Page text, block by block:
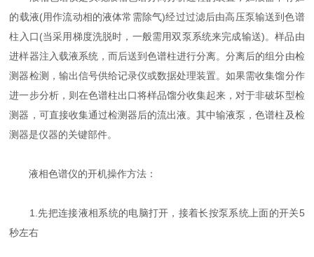
的载液(用作流动相的液体常需除气)经过过滤后由高压泵输送到色谱
柱入口(当采用梯度洗脱时，一般需用双泵系统来完成输送)。样品由
进样器注入载液系统，而后送到色谱柱进行分离。分离后的组分由检
测器检测，输出信号供给记录仪或数据处理装置。如果需收集馏分作
进一步分析，则在色谱柱出口将样品馏分收集起来，对于非破坏型检
测器，可直接收集通过检测器后的流出液。其中输液泵，色谱柱及检
测器是仪器的关键部件。
液相色谱仪的开机操作方法：
1.先把连接液相系统的电脑打开，接着长按泵系统上面的开关5
秒左右